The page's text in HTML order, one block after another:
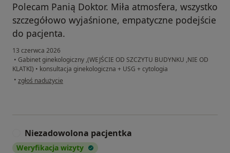
Polecam Panią Doktor. Miła atmosfera, wszystko
szczegółowo wyjaśnione, empatyczne podejście
do pacjenta.
13 czerwca 2026
• Gabinet ginekologiczny ,(WEJŚCIE OD SZCZYTU BUDYNKU ,NIE OD
KLATKI) • konsultacja ginekologiczna + USG + cytologia
• w opinii użytkownika Magdalena
zgłoś nadużycie
Niezadowolona pacjentka
Weryfikacja wizyty